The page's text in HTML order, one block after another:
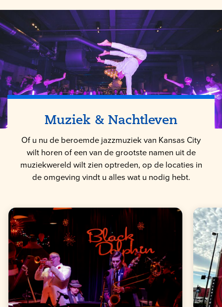
Muziek & Nachtleven
Of u nu de beroemde jazzmuziek van Kansas City
wilt horen of een van de grootste namen uit de
muziekwereld wilt zien optreden, op de locaties in
de omgeving vindt u alles wat u nodig hebt.